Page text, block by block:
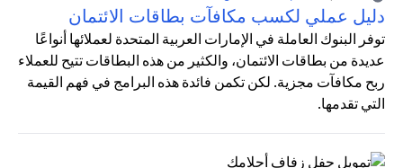
دليل عملي لكسب مكافآت بطاقات الائتمان
توفر البنوك العاملة في الإمارات العربية المتحدة لعملائها أنواعًا
عديدة من بطاقات الائتمان، والكثير من هذه البطاقات تتيح للعملاء
ربح مكافآت مجزية. لكن تكمن فائدة هذه البرامج في فهم القيمة
التي تقدمها.